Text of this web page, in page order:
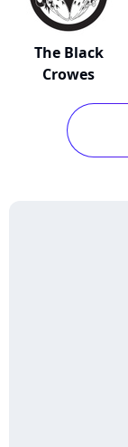
The Black
Crowes